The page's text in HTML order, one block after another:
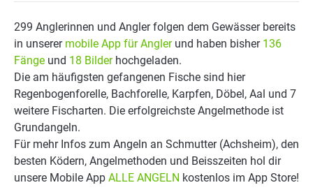
299 Anglerinnen und Angler folgen dem Gewässer bereits
in unserer mobile App für Anglerund haben bisher 136
Fänge und 18 Bilderhochgeladen.
Die am häufigsten gefangenen Fische sind hier
Regenbogenforelle, Bachforelle, Karpfen, Döbel, Aal und 7
weitere Fischarten. Die erfolgreichste Angelmethode ist
Grundangeln.
Für mehr Infos zum Angeln an Schmutter (Achsheim), den
besten Ködern, Angelmethoden und Beisszeiten hol dir
unsere Mobile App ALLE ANGELN kostenlos im App Store!